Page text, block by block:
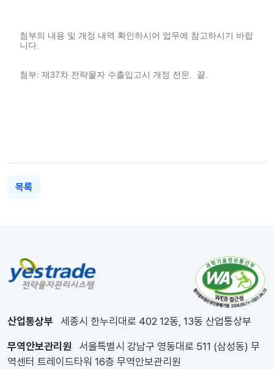
첨부의 내용 및 개정 내역 확인하시어 업무에 참고하시기 바랍
니다.
첨부: 제37차 전략물자 수출입고시 개정 전문. 끝.
목록
산업통상부 세종시 한누리대로 402 12동, 13동 산업통상부
무역안보관리원
서울특별시 강남구 영동대로 511 (삼성동) 무
역센터 트레이드타워 16층 무역안보관리원